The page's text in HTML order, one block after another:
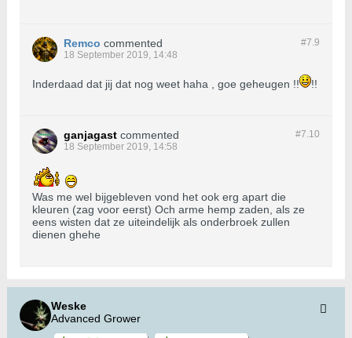
#7.9
Remco commented
18 September 2019, 14:48
Inderdaad dat jij dat nog weet haha , goe geheugen !! !!
#7.10
ganjagast commented
18 September 2019, 14:58
Was me wel bijgebleven vond het ook erg apart die
kleuren (zag voor eerst) Och arme hemp zaden, als ze
eens wisten dat ze uiteindelijk als onderbroek zullen
dienen ghehe
Weske
Advanced Grower